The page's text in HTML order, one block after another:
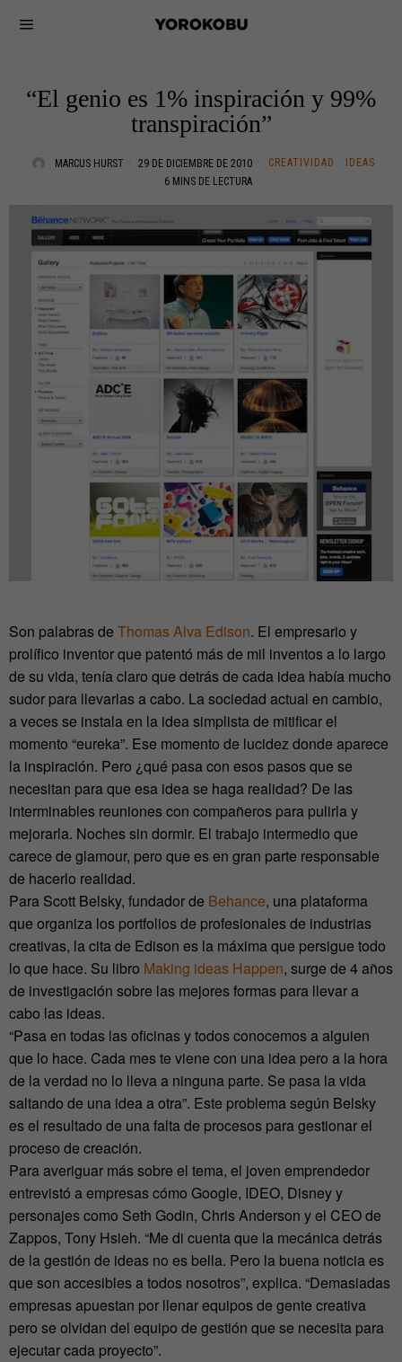
“El genio es 1% inspiración y 99%
transpiración”
MARCUS HURST 29 DE DICIEMBRE DE 2010 CREATIVIDAD ·
IDEAS
6 MINS DE LECTURA
Son palabras de Thomas Alva Edison. El empresario y
prolífico inventor que patentó más de mil inventos a lo largo
de su vida, tenía claro que detrás de cada idea había mucho
sudor para llevarlas a cabo. La sociedad actual en cambio,
a veces se instala en la idea simplista de mitificar el
momento “eureka”. Ese momento de lucidez donde aparece
la inspiración. Pero ¿qué pasa con esos pasos que se
necesitan para que esa idea se haga realidad? De las
interminables reuniones con compañeros para pulirla y
mejorarla. Noches sin dormir. El trabajo intermedio que
carece de glamour, pero que es en gran parte responsable
de hacerlo realidad.
Para Scott Belsky, fundador de Behance, una plataforma
que organiza los portfolios de profesionales de industrias
creativas, la cita de Edison es la máxima que persigue todo
lo que hace. Su libro Making ideas Happen, surge de 4 años
de investigación sobre las mejores formas para llevar a
cabo las ideas.
“Pasa en todas las oficinas y todos conocemos a alguien
que lo hace. Cada mes te viene con una idea pero a la hora
de la verdad no lo lleva a ninguna parte. Se pasa la vida
saltando de una idea a otra”. Este problema según Belsky
es el resultado de una falta de procesos para gestionar el
proceso de creación.
Para averiguar más sobre el tema, el joven emprendedor
entrevistó a empresas cómo Google, IDEO, Disney y
personajes como Seth Godin, Chris Anderson y el CEO de
Zappos, Tony Hsieh. “Me di cuenta que la mecánica detrás
de la gestión de ideas no es bella. Pero la buena noticia es
que son accesibles a todos nosotros”, explica. “Demasiadas
empresas apuestan por llenar equipos de gente creativa
pero se olvidan del equipo de gestión que se necesita para
ejecutar cada proyecto”.